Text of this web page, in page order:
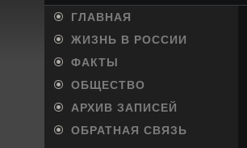
ГЛАВНАЯ
ЖИЗНЬ В РОССИИ
ФАКТЫ
ОБЩЕСТВО
АРХИВ ЗАПИСЕЙ
ОБРАТНАЯ СВЯЗЬ